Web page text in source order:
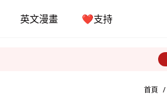
英文漫畫 ❤️支持
首頁 /